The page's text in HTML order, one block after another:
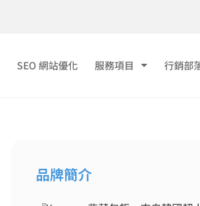
SEO 網站優化 服務項目 行銷部
品牌簡介